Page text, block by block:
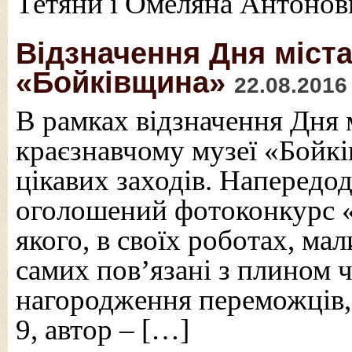
Відзначення Дня
«Бойківщина» 22.08.2016
В рамках відзначення
краєзнавчому музеї
цікавих заходів.
оголошений фотоконкурс
якого, в своїх роботах,
самих пов’язані з плином
нагородження
9, автор – […]